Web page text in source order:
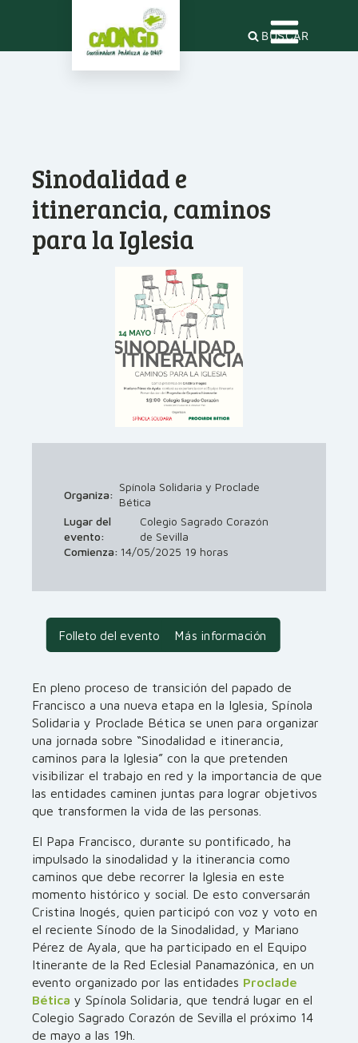
BUSCAR
Sinodalidad e
itinerancia, caminos
para la Iglesia
Organiza:
Spínola Solidaria y Proclade
Bética
Lugar del
evento:
Colegio Sagrado Corazón
de Sevilla
Comienza: 14/05/2025 19 horas
Folleto del evento Más información
En pleno proceso de transición del papado de
Francisco a una nueva etapa en la Iglesia, Spínola
Solidaria y Proclade Bética se unen para organizar
una jornada sobre “Sinodalidad e itinerancia,
caminos para la Iglesia” con la que pretenden
visibilizar el trabajo en red y la importancia de que
las entidades caminen juntas para lograr objetivos
que transformen la vida de las personas.
El Papa Francisco, durante su pontificado, ha
impulsado la sinodalidad y la itinerancia como
caminos que debe recorrer la Iglesia en este
momento histórico y social. De esto conversarán
Cristina Inogés, quien participó con voz y voto en
el reciente Sínodo de la Sinodalidad, y Mariano
Pérez de Ayala, que ha participado en el Equipo
Itinerante de la Red Eclesial Panamazónica, en un
evento organizado por las entidades Proclade
Bética y Spínola Solidaria, que tendrá lugar en el
Colegio Sagrado Corazón de Sevilla el próximo 14
de mayo a las 19h.